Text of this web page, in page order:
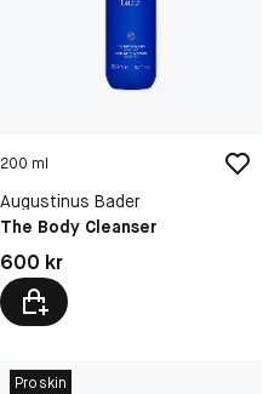
200 ml
Augustinus Bader
The Body Cleanser
Pris: 600 kr
600 kr
Proskin